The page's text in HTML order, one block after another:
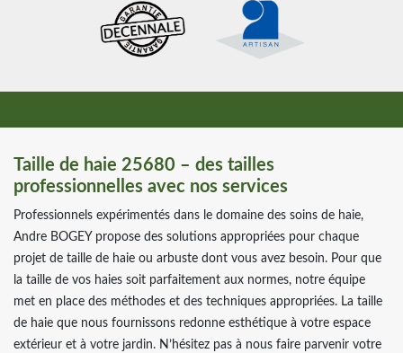
Taille de haie 25680 – des tailles
professionnelles avec nos services
Professionnels expérimentés dans le domaine des soins de haie,
Andre BOGEY propose des solutions appropriées pour chaque
projet de taille de haie ou arbuste dont vous avez besoin. Pour que
la taille de vos haies soit parfaitement aux normes, notre équipe
met en place des méthodes et des techniques appropriées. La taille
de haie que nous fournissons redonne esthétique à votre espace
extérieur et à votre jardin. N’hésitez pas à nous faire parvenir votre